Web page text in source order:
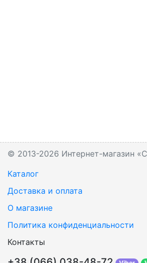
© 2013-2026 Интернет-магазин
Каталог
Доставка и оплата
О магазине
Политика конфиденциальности
Контакты